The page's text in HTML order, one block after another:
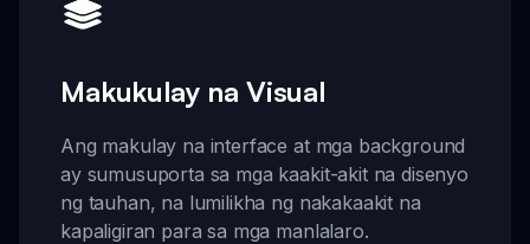
Makukulay na Visual
Ang makulay na interface at mga background
ay sumusuporta sa mga kaakit-akit na disenyo
ng tauhan, na lumilikha ng nakakaakit na
kapaligiran para sa mga manlalaro.